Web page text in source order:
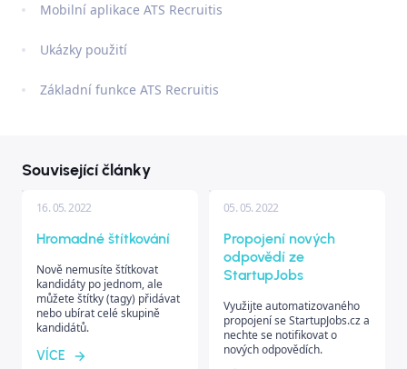
Mobilní aplikace ATS Recruitis
Ukázky použití
Základní funkce ATS Recruitis
Související články
16. 05. 2022
Hromadné štítkování
Nově nemusíte štítkovat
kandidáty po jednom, ale
můžete štítky (tagy) přidávat
nebo ubírat celé skupině
kandidátů.
VÍCE
05. 05. 2022
Propojení nových
odpovědí ze
StartupJobs
Využijte automatizovaného
propojení se StartupJobs.cz a
nechte se notifikovat o
nových odpovědích.